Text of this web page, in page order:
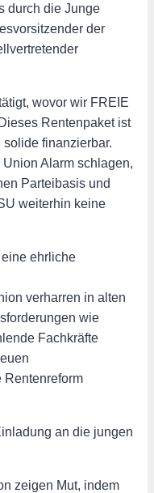
durch die Junge
der
wovor wir FREIE
Rentenpaket ist
finanzierbar.
Alarm schlagen,
Parteibasis und
weiterhin keine
ehrliche
verharren in alten
wie
Fachkräfte
Rentenreform
an die jungen
zeigen Mut, indem